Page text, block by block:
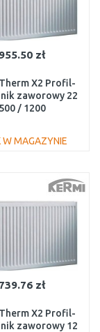
955.50 zł
X2 Profil-
zaworowy 22
500 / 1200
W MAGAZYNIE
Do porównania
739.76 zł
X2 Profil-
zaworowy 12